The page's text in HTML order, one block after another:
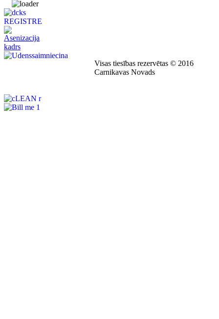
Visas tiesības rezervētas © 2016
Carnikavas Novads